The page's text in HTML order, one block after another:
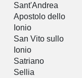
Sant'Andrea
Apostolo dello
Ionio
San Vito sullo
Ionio
Satriano
Sellia